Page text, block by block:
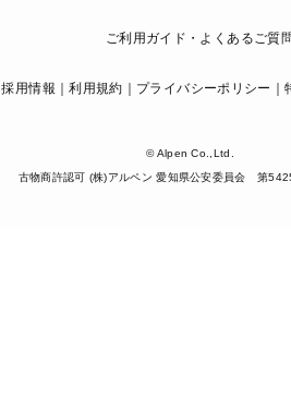
ご利用ガイド・よくあるご質
採用情報 利用規約 プライバシーポリシー
© Alpen Co.,Ltd.
古物商許認可 (株)アルペン 愛知県公安委員会 第